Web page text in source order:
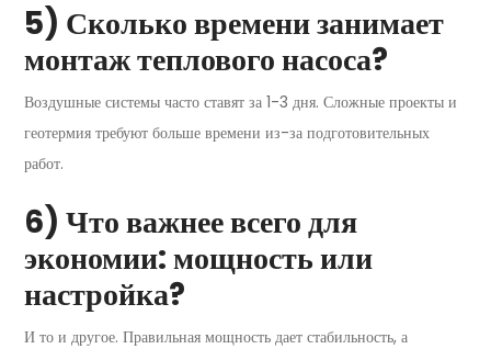
5) Сколько времени занимает
монтаж теплового насоса?
Воздушные системы часто ставят за 1-3 дня. Сложные проекты и
геотермия требуют больше времени из-за подготовительных
работ.
6) Что важнее всего для
экономии: мощность или
настройка?
И то и другое. Правильная мощность дает стабильность, а